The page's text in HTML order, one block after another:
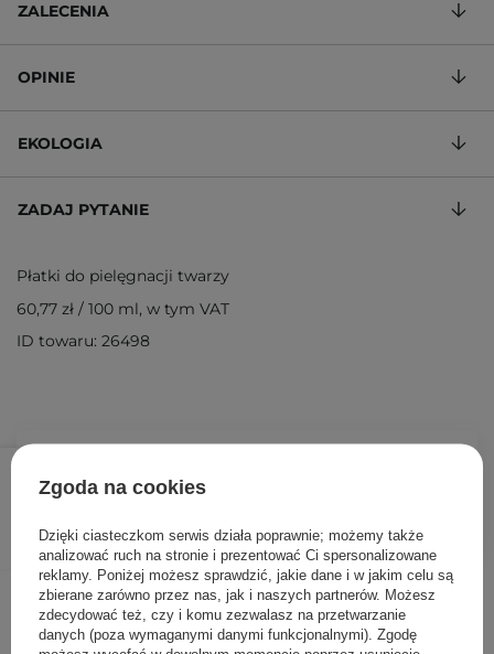
ZALECENIA
OPINIE
EKOLOGIA
ZADAJ PYTANIE
Płatki do pielęgnacji twarzy
60,77 zł / 100 ml, w tym VAT
ID towaru: 26498
Inni klienci sprawdzali również
Zgoda na cookies
Dzięki ciasteczkom serwis działa poprawnie; możemy także
analizować ruch na stronie i prezentować Ci spersonalizowane
reklamy. Poniżej możesz sprawdzić, jakie dane i w jakim celu są
zbierane zarówno przez nas, jak i naszych partnerów. Możesz
zdecydować też, czy i komu zezwalasz na przetwarzanie
danych (poza wymaganymi danymi funkcjonalnymi). Zgodę